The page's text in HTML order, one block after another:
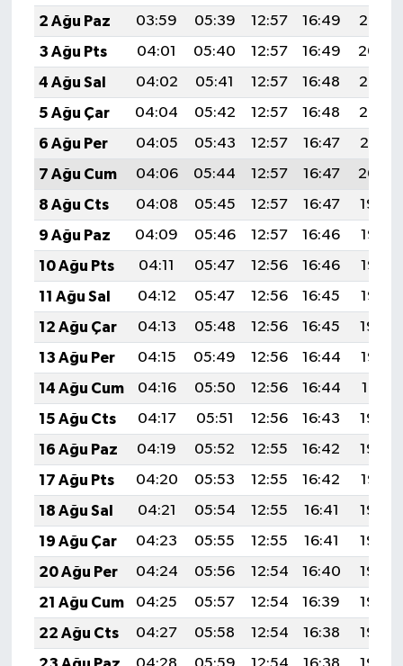
2 Ağu Paz
03:59 05:39 12:57 16:49
20:05
3 Ağu Pts
04:01 05:40 12:57 16:49
20:04
4 Ağu Sal
04:02 05:41 12:57 16:48
20:03
5 Ağu Çar
04:04 05:42 12:57 16:48
20:02
6 Ağu Per
04:05 05:43 12:57 16:47
20:01
7 Ağu Cum
04:06 05:44 12:57 16:47
20:00
8 Ağu Cts
04:08 05:45 12:57 16:47
19:59
9 Ağu Paz
04:09 05:46 12:57 16:46
19:57
10 Ağu Pts
04:11 05:47 12:56 16:46
19:56
11 Ağu Sal
04:12 05:47 12:56 16:45
19:55
12 Ağu Çar
04:13 05:48 12:56 16:45
19:54
13 Ağu Per
04:15 05:49 12:56 16:44
19:52
14 Ağu Cum
04:16 05:50 12:56 16:44
19:51
15 Ağu Cts
04:17 05:51 12:56 16:43
19:50
16 Ağu Paz
04:19 05:52 12:55 16:42
19:49
17 Ağu Pts
04:20 05:53 12:55 16:42
19:47
18 Ağu Sal
04:21 05:54 12:55 16:41
19:46
19 Ağu Çar
04:23 05:55 12:55 16:41
19:44
20 Ağu Per
04:24 05:56 12:54 16:40
19:43
21 Ağu Cum
04:25 05:57 12:54 16:39
19:42
22 Ağu Cts
04:27 05:58 12:54 16:38
19:40